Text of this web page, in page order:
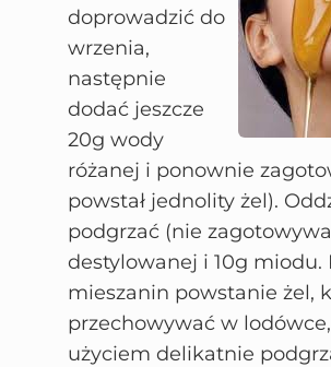
doprowadzić do
wrzenia,
następnie
dodać jeszcze
20g wody
różanej i ponownie
powstał jednolity żel).
podgrzać (nie
destylowanej i 10g miodu.
mieszanin powstanie żel,
przechowywać w
użyciem delikatnie